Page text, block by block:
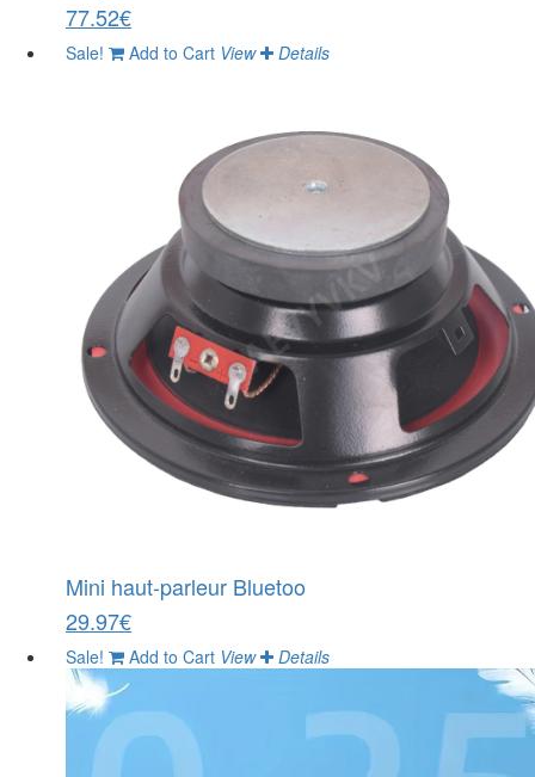
77.52€
Sale! Add to Cart View Details
Mini haut-parleur Bluetoo
29.97€
Sale! Add to Cart View Details